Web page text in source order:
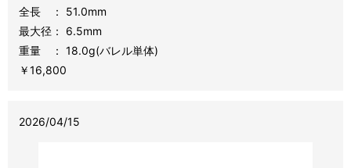
全長 ： 51.0mm
最大径： 6.5mm
重量 ： 18.0g(バレル単体)
￥16,800
2026/04/15